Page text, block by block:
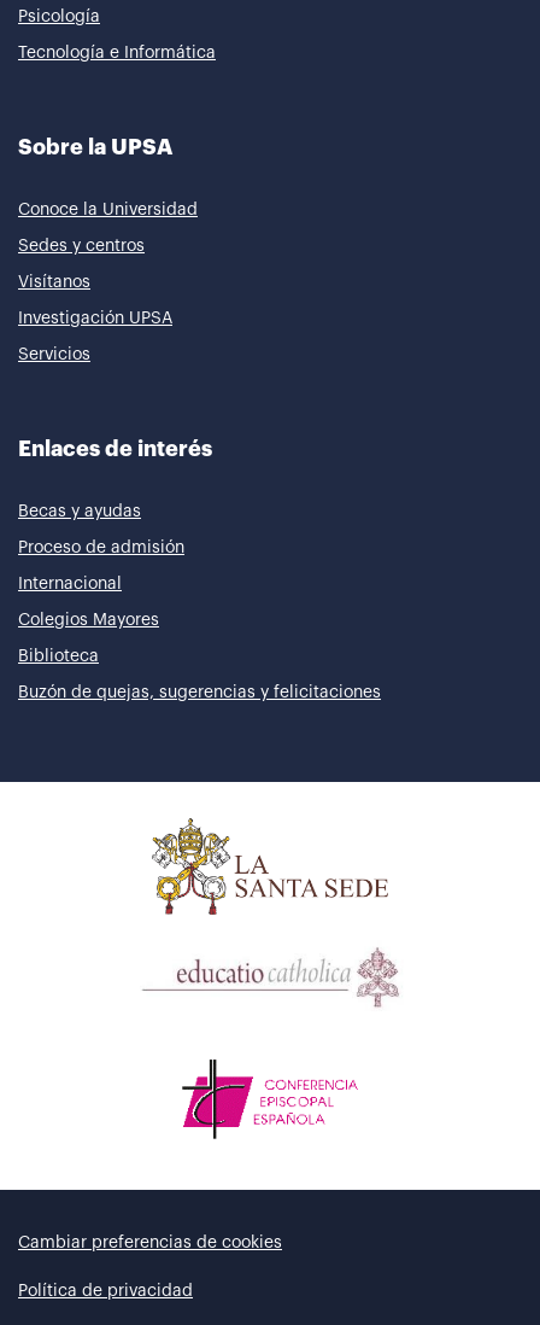
Psicología
Tecnología e Informática
Sobre la UPSA
Conoce la Universidad
Sedes y centros
Visítanos
Investigación UPSA
Servicios
Enlaces de interés
Becas y ayudas
Proceso de admisión
Internacional
Colegios Mayores
Biblioteca
Buzón de quejas, sugerencias y felicitaciones
Cambiar preferencias de cookies
Política de privacidad